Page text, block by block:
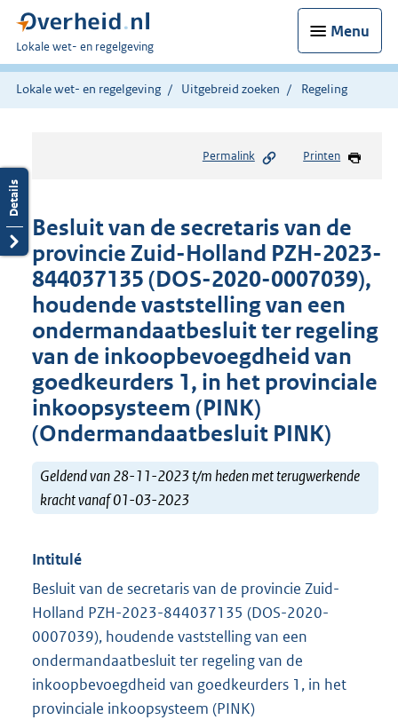
Menu
U
bent
hier:
Lokale wet- en regelgeving
Lokale wet- en regelgeving Uitgebreid zoeken Regeling
Permalink Printen
Besluit van de secretaris van de
provincie Zuid-Holland PZH-2023-
844037135 (DOS-2020-0007039),
houdende vaststelling van een
ondermandaatbesluit ter regeling
van de inkoopbevoegdheid van
goedkeurders 1, in het provinciale
inkoopsysteem (PINK)
(Ondermandaatbesluit PINK)
Geldend van 28-11-2023 t/m heden met terugwerkende
kracht vanaf 01-03-2023
Intitulé
Besluit van de secretaris van de provincie Zuid-
Holland PZH-2023-844037135 (DOS-2020-
0007039), houdende vaststelling van een
ondermandaatbesluit ter regeling van de
inkoopbevoegdheid van goedkeurders 1, in het
provinciale inkoopsysteem (PINK)